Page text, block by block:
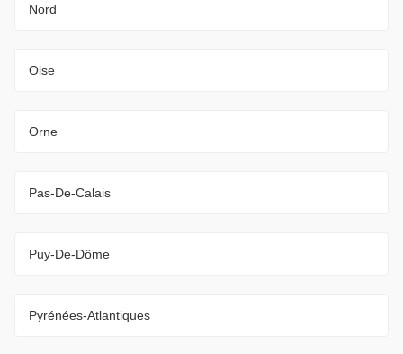
Nord
Oise
Orne
Pas-De-Calais
Puy-De-Dôme
Pyrénées-Atlantiques